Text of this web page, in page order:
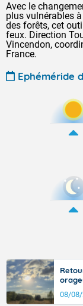
Avec le
plus vulnérables
des forêts, cet
feux. Direction
Vincendon,
France.
Ephéméride
08/